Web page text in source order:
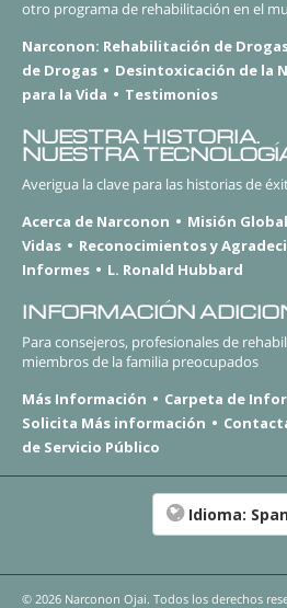
otro programa de rehabilitación en el
Narconon: Rehabilitación de
de Drogas
Desintoxicación de la
para la Vida
Testimonios
NUESTRA HISTORIA.
NUESTRA
Averigua la clave para las historias de
Acerca de Narconon
Misión Global
Vidas
Reconocimientos y
Informes
L. Ronald Hubbard
INFORMACIÓN
Para consejeros, profesionales de
miembros de la familia preocupados
Más Información
Carpeta de
Solicita Más información
de Servicio Público
Idioma:
© 2026 Narconon Ojai. Todos los derechos